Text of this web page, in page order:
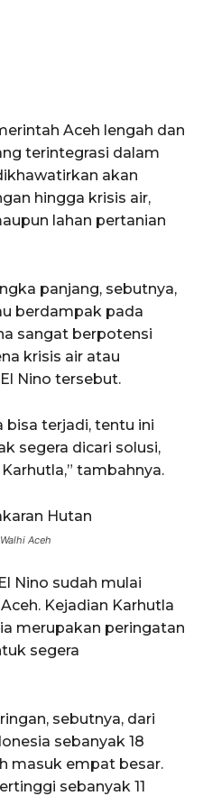
Aceh lengah dan
terintegrasi dalam
akan
hingga krisis air,
lahan pertanian
panjang, sebutnya,
berdampak pada
sangat berpotensi
krisis air atau
Nino tersebut.
bisa terjadi, tentu ini
segera dicari solusi,
tambahnya.
Aceh
Nino sudah mulai
Kejadian Karhutla
merupakan peringatan
segera
sebutnya, dari
sebanyak 18
masuk empat besar.
sebanyak 11